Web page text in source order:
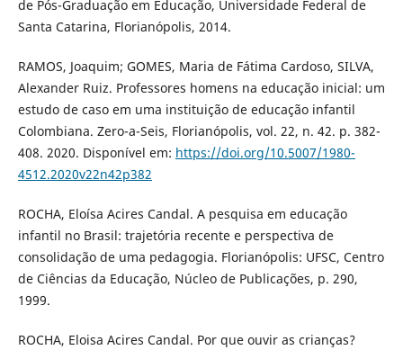
de Pós-Graduação em Educação, Universidade Federal de
Santa Catarina, Florianópolis, 2014.
RAMOS, Joaquim; GOMES, Maria de Fátima Cardoso, SILVA,
Alexander Ruiz. Professores homens na educação inicial: um
estudo de caso em uma instituição de educação infantil
Colombiana. Zero-a-Seis, Florianópolis, vol. 22, n. 42. p. 382-
408. 2020. Disponível em: https://doi.org/10.5007/1980-
4512.2020v22n42p382
ROCHA, Eloísa Acires Candal. A pesquisa em educação
infantil no Brasil: trajetória recente e perspectiva de
consolidação de uma pedagogia. Florianópolis: UFSC, Centro
de Ciências da Educação, Núcleo de Publicações, p. 290,
1999.
ROCHA, Eloisa Acires Candal. Por que ouvir as crianças?